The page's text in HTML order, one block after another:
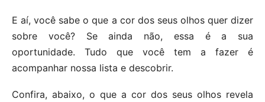
E aí, você sabe o que a cor dos seus olhos quer dizer
sobre você? Se ainda não, essa é a sua
oportunidade. Tudo que você tem a fazer é
acompanhar nossa lista e descobrir.
Confira, abaixo, o que a cor dos seus olhos revela